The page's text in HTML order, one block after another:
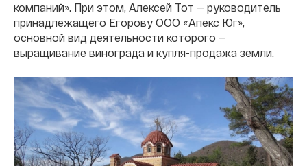
компаний». При этом, Алексей Тот — руководитель
принадлежащего Егорову ООО «Апекс Юг»,
основной вид деятельности которого —
выращивание винограда и купля-продажа земли.